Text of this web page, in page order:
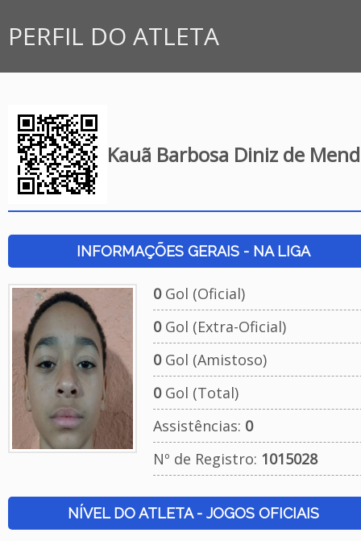
PERFIL DO ATLETA
Kauã Barbosa Diniz de
INFORMAÇÕES GERAIS - NA LIGA
0Gol (Oficial)
0Gol (Extra-Oficial)
0Gol (Amistoso)
0Gol (Total)
Assistências: 0
Nº de Registro: 1015028
NÍVEL DO ATLETA - JOGOS OFICIAIS